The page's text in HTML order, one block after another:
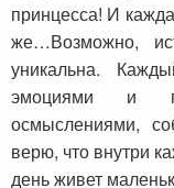
принцесса! И
же…Возможно,
уникальна.
эмоциями и
осмыслениями,
верю, что внутри
день живет